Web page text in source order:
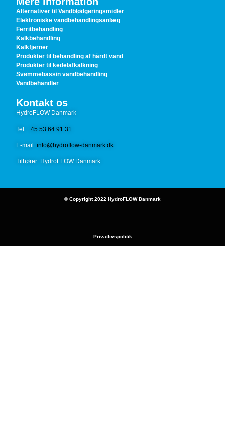
Alternativer til Vandblødgøringsmidler
Elektroniske vandbehandlingsanlæg
Ferritbehandling
Kalkbehandling
Kalkfjerner
Produkter til behandling af hårdt vand
Produkter til kedelafkalkning
Svømmebassin vandbehandling
Vandbehandler
Kontakt os
HydroFLOW Danmark
Tel:+45 53 64 91 31
E-mail:info@hydroflow-danmark.dk
Tilhører: HydroFLOW Danmark
© Copyright 2022 HydroFLOW Danmark
Privatlivspolitik